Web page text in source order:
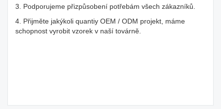
3. Podporujeme přizpůsobení potřebám všech zákazníků.
4. Přijměte jakýkoli quantiy OEM / ODM projekt, máme
schopnost vyrobit vzorek v naší továrně.